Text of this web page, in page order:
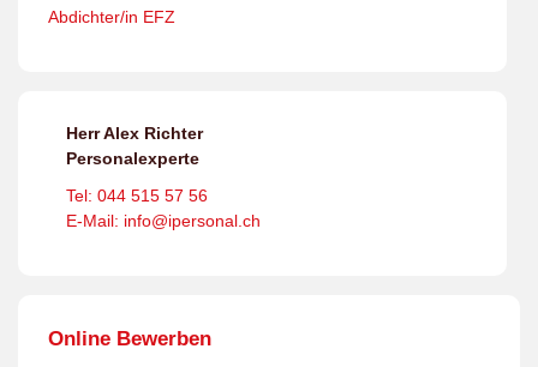
Abdichter/in EFZ
Herr Alex Richter
Personalexperte
Tel: 044 515 57 56
E-Mail: info@ipersonal.ch
Online Bewerben